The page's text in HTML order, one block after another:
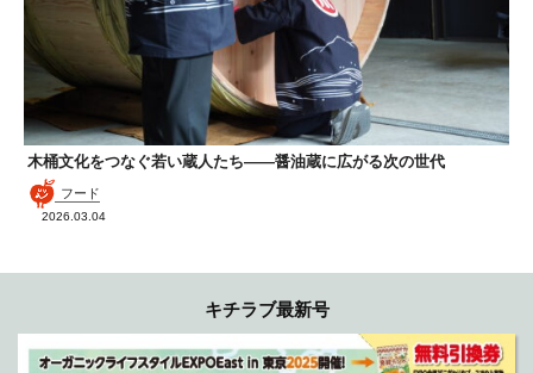
木桶文化をつなぐ若い蔵人たち——醤油蔵に広がる次の世代
フード
2026.03.04
キチラブ最新号